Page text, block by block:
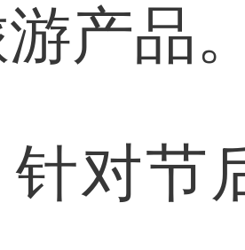
产品
节后